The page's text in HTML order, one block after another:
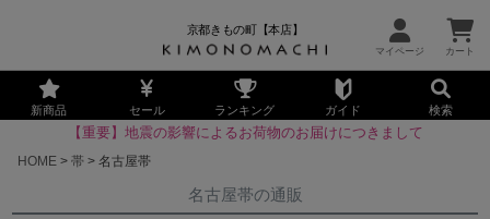
京都きもの町【本店】
新商品 セール ランキング ガイド 検索
【重要】地震の影響によるお荷物のお届けにつきまして
HOME
帯 名古屋帯
名古屋帯の通販